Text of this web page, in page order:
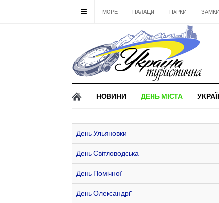
МОРЕ ПАЛАЦИ ПАРКИ ЗАМКИ
НОВИНИ ДЕНЬ МІСТА
День Ульяновки
День Світловодська
День Помічної
День Олександрії